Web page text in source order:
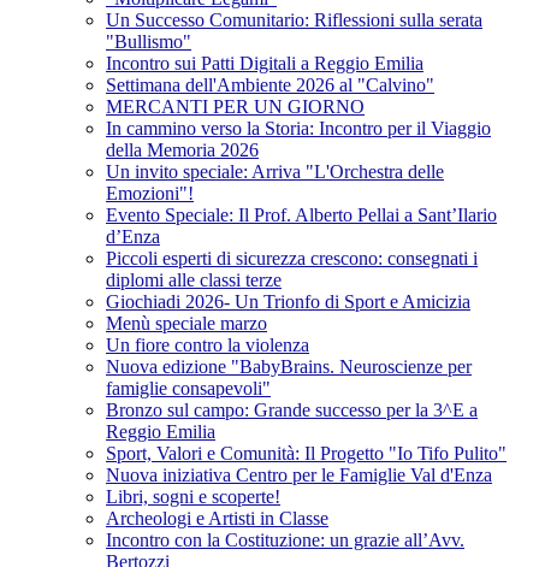
Un Successo Comunitario: Riflessioni sulla serata
"Bullismo"
Incontro sui Patti Digitali a Reggio Emilia
Settimana dell'Ambiente 2026 al "Calvino"
MERCANTI PER UN GIORNO
In cammino verso la Storia: Incontro per il Viaggio
della Memoria 2026
Un invito speciale: Arriva "L'Orchestra delle
Emozioni"!
Evento Speciale: Il Prof. Alberto Pellai a Sant’Ilario
d’Enza
Piccoli esperti di sicurezza crescono: consegnati i
diplomi alle classi terze
Giochiadi 2026- Un Trionfo di Sport e Amicizia
Menù speciale marzo
Un fiore contro la violenza
Nuova edizione "BabyBrains. Neuroscienze per
famiglie consapevoli"
Bronzo sul campo: Grande successo per la 3^E a
Reggio Emilia
Sport, Valori e Comunità: Il Progetto "Io Tifo Pulito"
Nuova iniziativa Centro per le Famiglie Val d'Enza
Libri, sogni e scoperte!
Archeologi e Artisti in Classe
Incontro con la Costituzione: un grazie all’Avv.
Bertozzi